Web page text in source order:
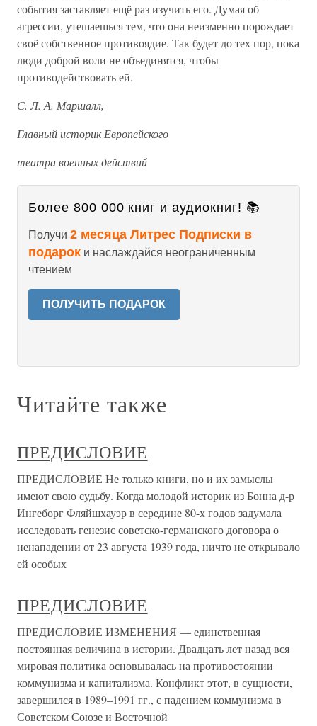
события заставляет ещё раз изучить его. Думая об
агрессии, утешаешься тем, что она неизменно порождает
своё собственное противоядие. Так будет до тех пор, пока
люди доброй воли не объединятся, чтобы
противодействовать ей.
С. Л. А. Маршалл,
Главный историк Европейского
театра военных действий
Более 800 000 книг и аудиокниг! 📚
Получи 2 месяца Литрес Подписки в
подарок и наслаждайся неограниченным
чтением
ПОЛУЧИТЬ ПОДАРОК
Читайте также
ПРЕДИСЛОВИЕ
ПРЕДИСЛОВИЕ Не только книги, но и их замыслы
имеют свою судьбу. Когда моло­дой историк из Бонна д-р
Ингеборг Фляйшхауэр в середине 80-х годов задумала
исследовать генезис советско-германского договора о
ненапа­дении от 23 августа 1939 года, ничто не открывало
ей особых
ПРЕДИСЛОВИЕ
ПРЕДИСЛОВИЕ ИЗМЕНЕНИЯ — единственная
постоянная величина в истории. Двадцать лет назад вся
мировая политика основывалась на противостоянии
коммунизма и капитализма. Конфликт этот, в сущности,
завершился в 1989–1991 гг., с падением коммунизма в
Советском Союзе и Восточной